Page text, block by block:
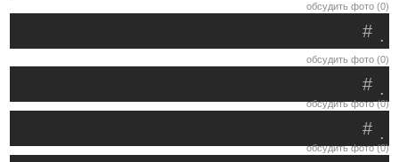
обсудить фото (0)
.
#
обсудить фото (0)
.
#
обсудить фото (0)
.
#
обсудить фото (0)